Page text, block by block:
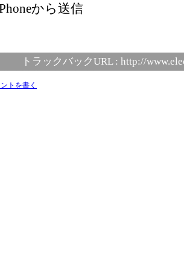
から送信
トラックバックURL : http://
トを書く